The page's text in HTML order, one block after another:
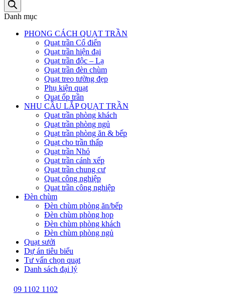
Danh mục
PHONG CÁCH QUẠT TRẦN
Quạt trần Cổ điển
Quạt trần hiện đại
Quạt trần độc – Lạ
Quạt trần đèn chùm
Quạt treo tường đẹp
Phụ kiện quạt
Quạt ốp trần
NHU CẦU LẮP QUẠT TRẦN
Quạt trần phòng khách
Quạt trần phòng ngủ
Quạt trần phòng ăn & bếp
Quạt cho trần thấp
Quạt trần Nhỏ
Quạt trần cánh xếp
Quạt trần chung cư
Quạt công nghiệp
Quạt trần công nghiệp
Đèn chùm
Đèn chùm phòng ăn/bếp
Đèn chùm phòng họp
Đèn chùm phòng khách
Đèn chùm phòng ngủ
Quạt sưởi
Dự án tiêu biểu
Tư vấn chọn quạt
Danh sách đại lý
09 1102 1102